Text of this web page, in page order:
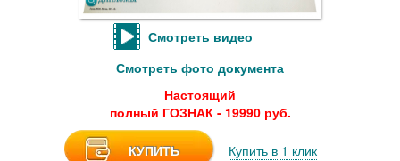
Смотреть видео
Смотреть фото документа
Настоящий
полный ГОЗНАК - 19990 руб.
КУПИТЬ Купить в 1 клик